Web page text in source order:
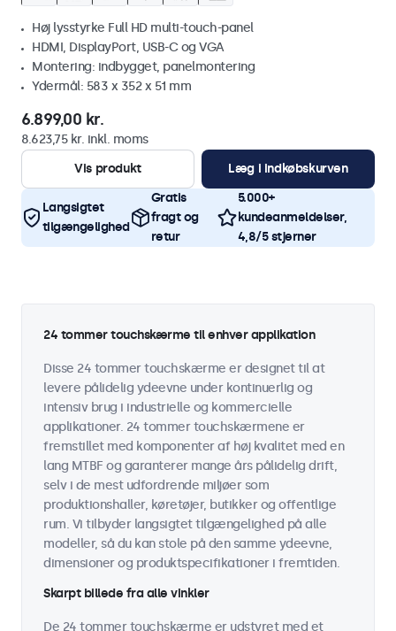
Høj lysstyrke Full HD multi-touch-panel
HDMI, DisplayPort, USB-C og VGA
Montering: indbygget, panelmontering
Ydermål: 583 x 352 x 51 mm
6.899,00 kr.
8.623,75 kr. inkl. moms
Vis produkt
Læg i indkøbskurven
Langsigtet
tilgængelighed
Gratis
fragt og
retur
5.000+
kundeanmeldelser,
4,8/5 stjerner
24 tommer touchskærme til enhver applikation
Disse 24 tommer touchskærme er designet til at
levere pålidelig ydeevne under kontinuerlig og
intensiv brug i industrielle og kommercielle
applikationer. 24 tommer touchskærmene er
fremstillet med komponenter af høj kvalitet med en
lang MTBF og garanterer mange års pålidelig drift,
selv i de mest udfordrende miljøer som
produktionshaller, køretøjer, butikker og offentlige
rum. Vi tilbyder langsigtet tilgængelighed på alle
modeller, så du kan stole på den samme ydeevne,
dimensioner og produktspecifikationer i fremtiden.
Skarpt billede fra alle vinkler
De 24 tommer touchskærme er udstyret med et